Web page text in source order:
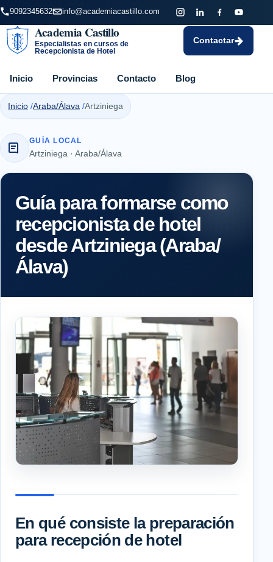
9092345632 info@academiacastillo.com
Academia Castillo
Especialistas en cursos de
Recepcionista de Hotel
Inicio Provincias Contacto Blog
Contactar
Inicio Araba/Álava Artziniega
GUÍA LOCAL
Artziniega · Araba/Álava
Guía para formarse como
recepcionista de hotel
desde Artziniega (Araba/
Álava)
En qué consiste la preparación
para recepción de hotel